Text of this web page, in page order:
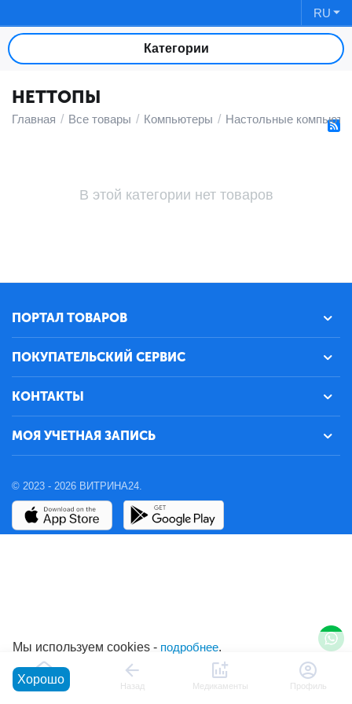
RU
Категории
НЕТТОПЫ
Главная / Все товары / Компьютеры / Настольные
В этой категории нет товаров
ПОРТАЛ ТОВАРОВ
ПОКУПАТЕЛЬСКИЙ СЕРВИС
КОНТАКТЫ
МОЯ УЧЕТНАЯ ЗАПИСЬ
© 2023 - 2026 ВИТРИНА24.
Главная Назад Медикаменты Профиль
Мы используем cookies - подробнее.
Хорошо